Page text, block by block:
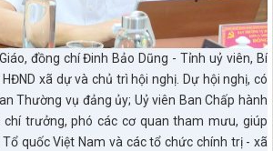
đồng chí Đinh Bảo Dũng - Tỉnh uỷ viên, Bí
xã dự và chủ trì hội nghị. Dự hội nghị, có
Thường vụ đảng ủy; Uỷ viên Ban Chấp hành
chí trưởng, phó các cơ quan tham mưu, giúp
quốc Việt Nam và các tổ chức chính trị - xã